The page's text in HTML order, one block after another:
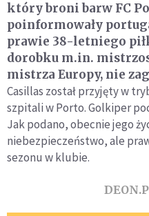
który broni barw FC
poinformowały
prawie 38-letniego
dorobku m.in.
mistrza Europy, nie
Casillas został przyjęty w
szpitali w Porto. Golkiper
Jak podano, obecnie jego
niebezpieczeństwo, ale
sezonu w klubie.